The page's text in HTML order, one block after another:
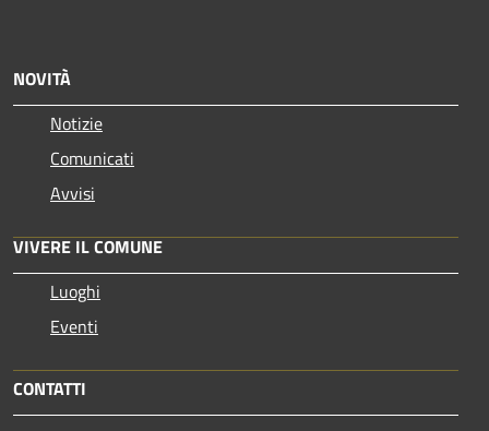
NOVITÀ
Notizie
Comunicati
Avvisi
VIVERE IL COMUNE
Luoghi
Eventi
CONTATTI